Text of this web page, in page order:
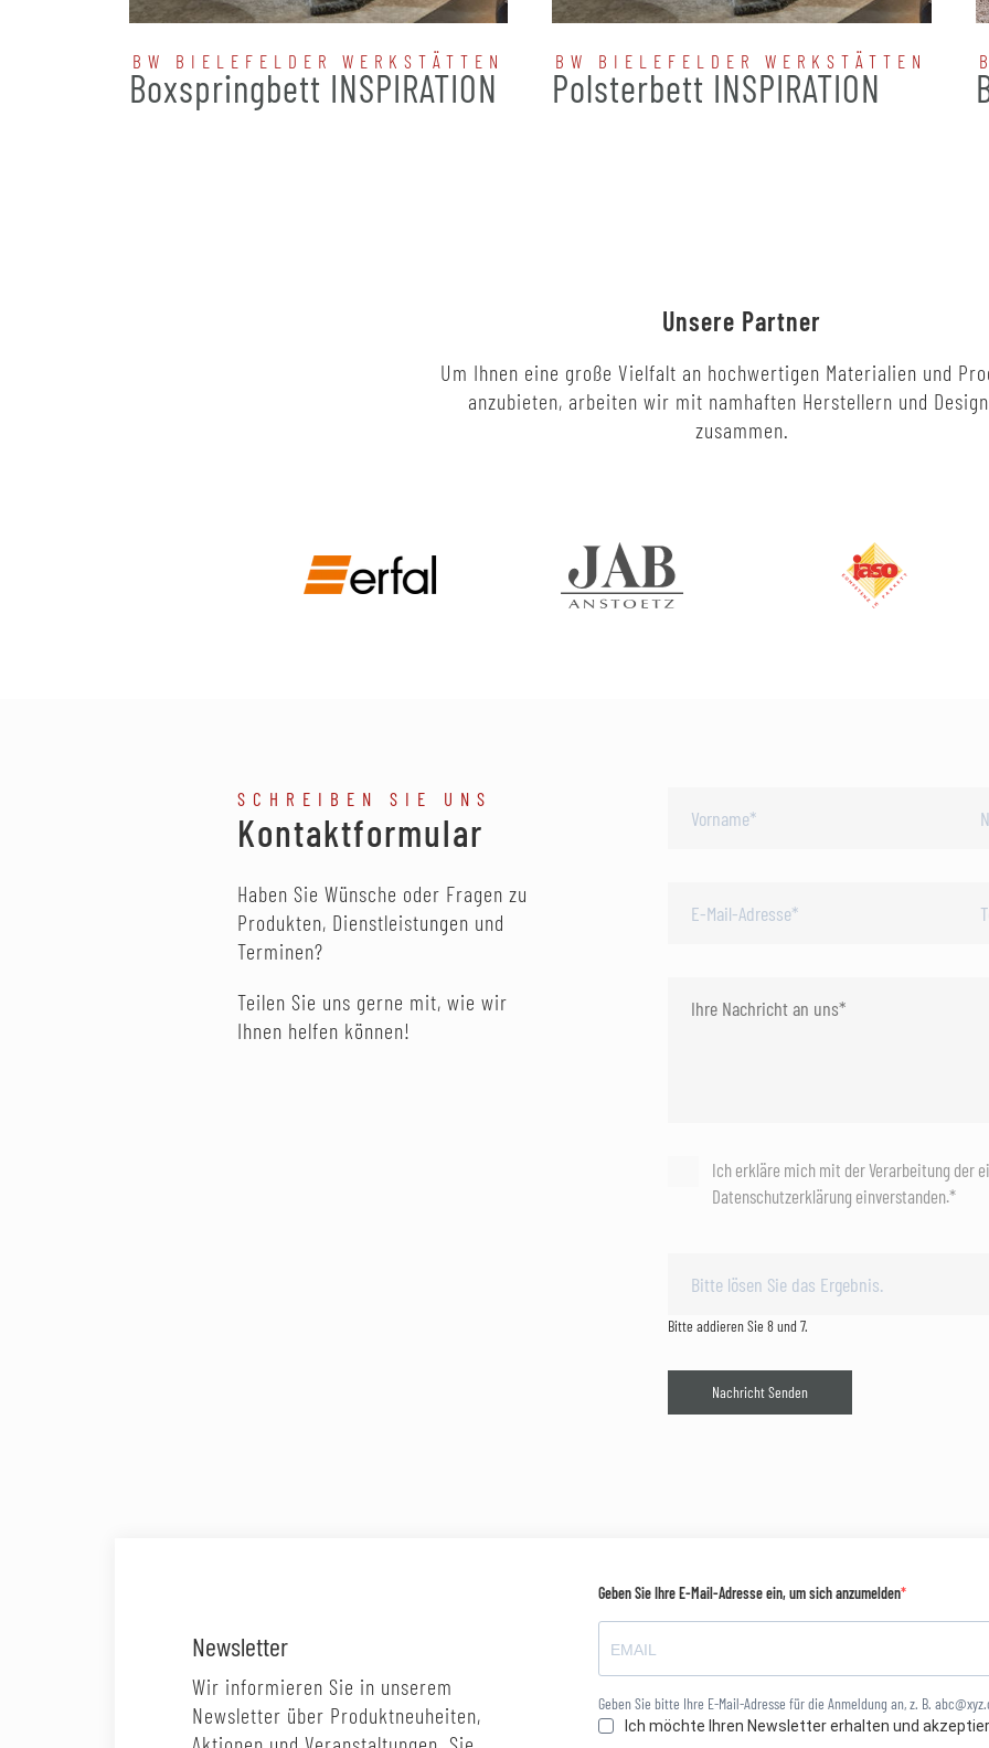
BW BIELEFELDER WERKSTÄTTEN
Boxspringbett INSPIRATION
BW BIELEFELDER WERKSTÄTTEN
Polsterbett INSPIRATION
Unsere Partner
Um Ihnen eine große Vielfalt an hochwertigen Materialien und
anzubieten, arbeiten wir mit namhaften Herstellern und
zusammen.
SCHREIBEN SIE UNS
Kontaktformular
Haben Sie Wünsche oder Fragen zu
Produkten, Dienstleistungen und
Terminen?
Teilen Sie uns gerne mit, wie wir
Ihnen helfen können!
Ich erkläre mich mit der Verarbeitung der
Datenschutzerklärung einverstanden.*
Bitte addieren Sie 8 und 7.
Nachricht Senden
Newsletter
Wir informieren Sie in unserem
Newsletter über Produktneuheiten,
Geben Sie Ihre E-Mail-Adresse ein, um sich anzumelden
Geben Sie bitte Ihre E-Mail-Adresse für die Anmeldung an, z. B.
Ich möchte Ihren Newsletter erhalten und